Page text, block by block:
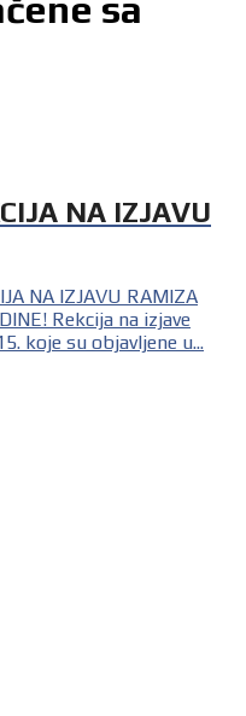
sa
NA IZJAVU
NA IZJAVU RAMIZA
Rekcija na izjave
koje su objavljene u...